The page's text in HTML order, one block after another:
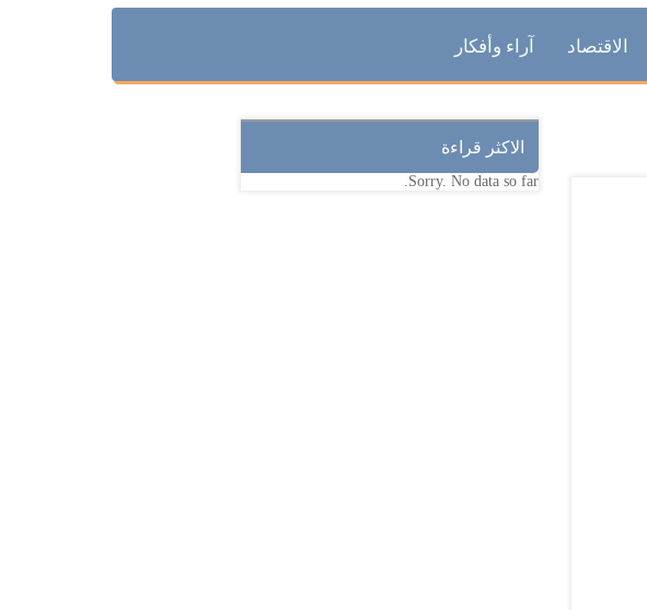
الاقتصاد آراء وأفكار
الاكثر قراءة
Sorry. No data so far.